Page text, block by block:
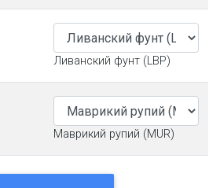
Ливанский фунт (LBP)
Маврикий рупий (MUR)